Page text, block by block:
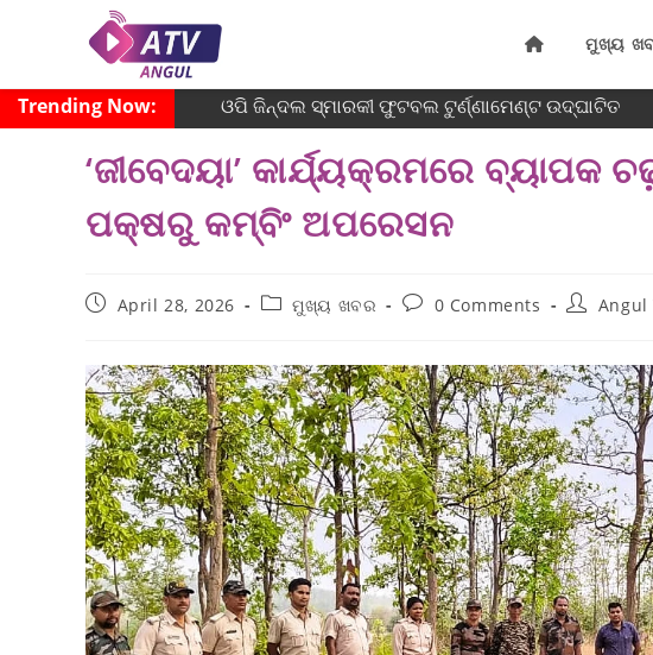
ମୁଖ୍ୟ
Trending Now: ଓପି ଜିନ୍ଦଲ ସ୍ମାରକୀ ଫୁଟବଲ ଟୁର୍ଣ୍ଣାମେଣ୍ଟ ଉଦ୍ଘାଟିତ
‘ଜୀବେଦୟା’ କାର୍ଯ୍ୟକ୍ରମରେ
ପକ୍ଷରୁ କମ୍ବିଂ ଅପରେସନ
April 28, 2026 ମୁଖ୍ୟ ଖବର 0 Comments Angul